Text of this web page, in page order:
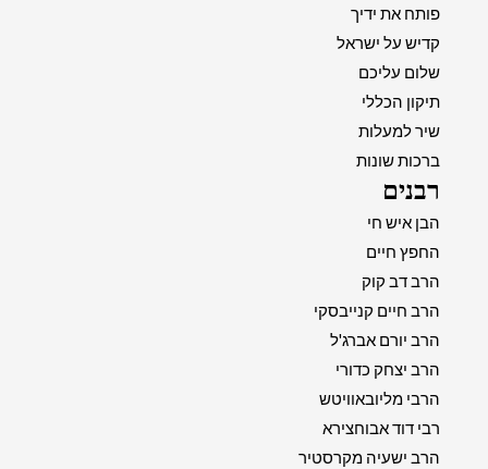
פותח את ידיך
קדיש על ישראל
שלום עליכם
תיקון הכללי
שיר למעלות
ברכות שונות
רבנים
הבן איש חי
החפץ חיים
הרב דב קוק
הרב חיים קנייבסקי
הרב יורם אברג'ל
הרב יצחק כדורי
הרבי מליובאוויטש
רבי דוד אבוחצירא
הרב ישעיה מקרסטיר